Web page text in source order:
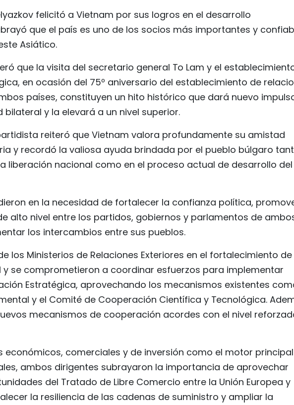
felicitó a Vietnam por sus logros en el desarrollo
que el país es uno de los socios más importantes y
Asiático.
que la visita del secretario general To Lam y el
en ocasión del 75º aniversario del establecimiento de
países, constituyen un hito histórico que dará nuevo
y la elevará a un nivel superior.
reiteró que Vietnam valora profundamente su amistad
y recordó la valiosa ayuda brindada por el pueblo búlgaro
liberación nacional como en el proceso actual de desarrollo del
en la necesidad de fortalecer la confianza política,
alto nivel entre los partidos, gobiernos y parlamentos de
los intercambios entre sus pueblos.
los Ministerios de Relaciones Exteriores en el fortalecimiento de
se comprometieron a coordinar esfuerzos para implementar
Estratégica, aprovechando los mecanismos existentes
y el Comité de Cooperación Científica y Tecnológica.
mecanismos de cooperación acordes con el nivel
económicos, comerciales y de inversión como el motor
ambos dirigentes subrayaron la importancia de aprovechar
del Tratado de Libre Comercio entre la Unión Europea y
la resiliencia de las cadenas de suministro y ampliar la